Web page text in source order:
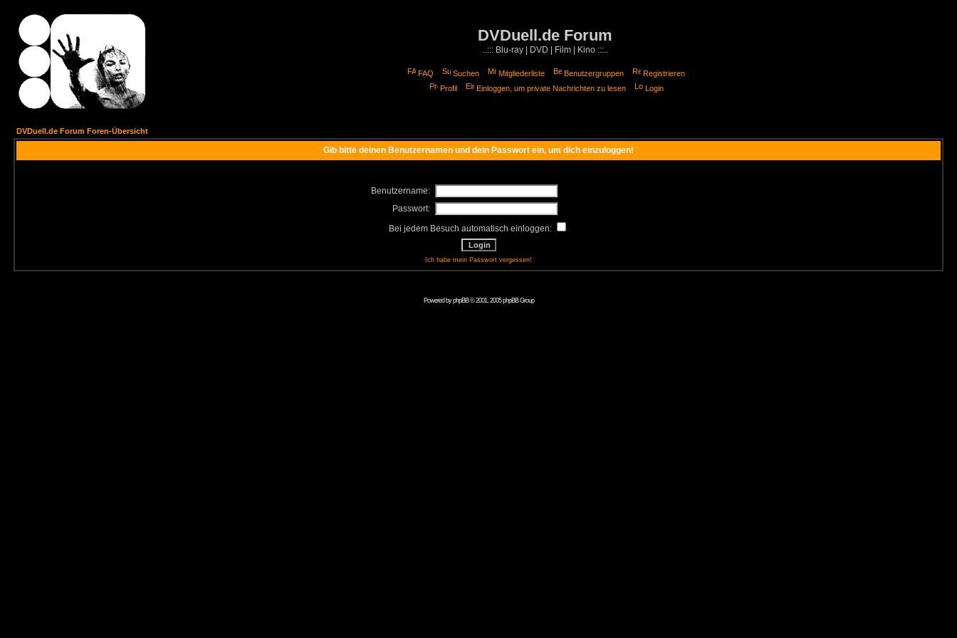
DVDuell.de Forum
..::: Blu-ray | DVD | Film | Kino :::..
FAQ Suchen Mitgliederliste Benutzergruppen
Registrieren
Profil
Einloggen, um private Nachrichten zu lesen Login
DVDuell.de Forum Foren-Übersicht
Gib bitte deinen Benutzernamen und dein Passwort ein, um dich einzuloggen!
Benutzername:
Passwort:
Bei jedem Besuch automatisch einloggen:
Ich habe mein Passwort vergessen!
Powered byphpBB© 2001, 2005 phpBB Group